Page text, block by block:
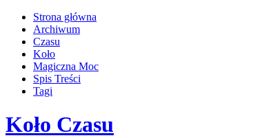
Strona główna
Archiwum
Czasu
Koło
Magiczna Moc
Spis Treści
Tagi
Koło Czasu